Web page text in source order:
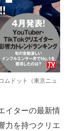
ムドット（東京ニュ
イターの最新情
力を持つクリエ